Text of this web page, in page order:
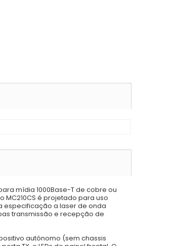
mídia 1000Base-T de cobre ou
MC210CS é projetado para uso
especificação a laser de onda
transmissão e recepção de
autónomo (sem chassis